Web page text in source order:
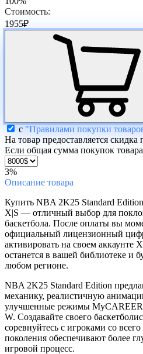
Стоимость:
1955₽
с "Правилами покупки
На товар предоставляется
Если общая сумма покупок
3%
Описание товара
Купить NBA 2K25 Standard
X|S — отличный выбор для
баскетбола. После оплаты вы
официальный лицензионный
активировать на своем аккаунте
останется в вашей библиотеке и
любом регионе.
NBA 2K25 Standard Edition
механику, реалистичную
улучшенные режимы
W. Создавайте своего
соревнуйтесь с игроками со
поколения обеспечивают более
игровой процесс.